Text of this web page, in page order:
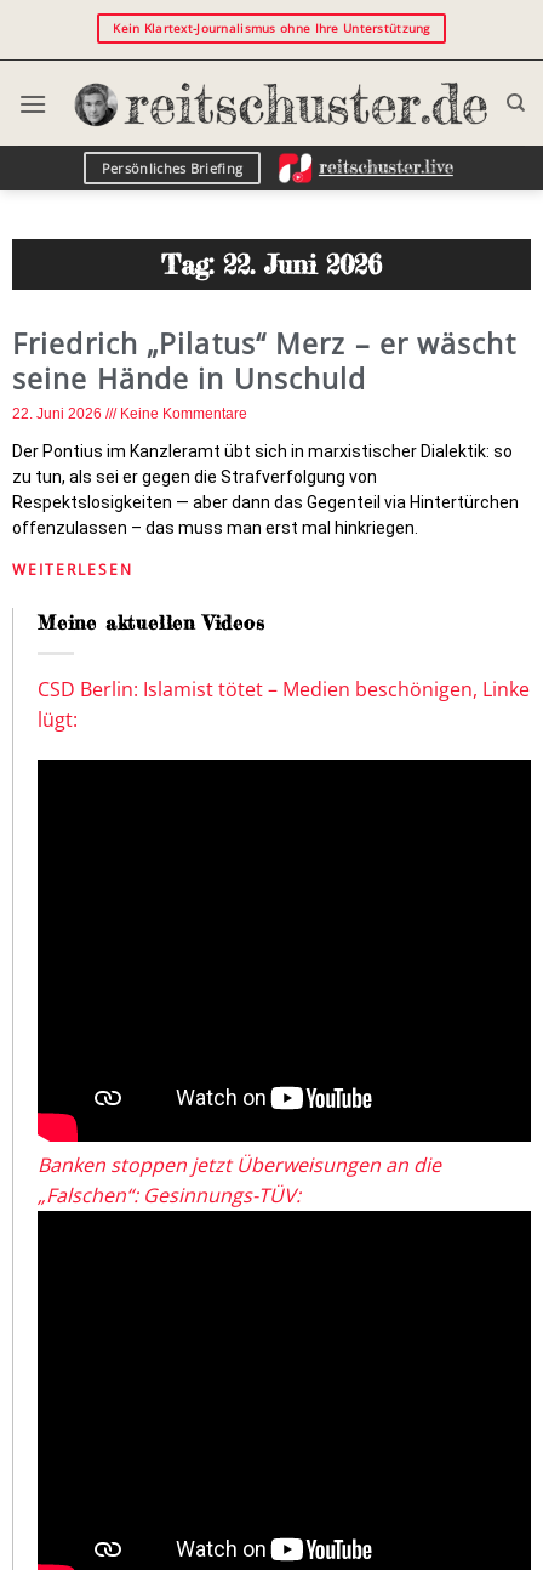
Kein Klartext-Journalismus ohne Ihre Unterstützung
Persönliches Briefing
Tag: 22. Juni 2026
Friedrich „Pilatus“ Merz – er wäscht
seine Hände in Unschuld
22. Juni 2026 Keine Kommentare
Der Pontius im Kanzleramt übt sich in marxistischer Dialektik: so
zu tun, als sei er gegen die Strafverfolgung von
Respektslosigkeiten — aber dann das Gegenteil via Hintertürchen
offenzulassen – das muss man erst mal hinkriegen.
WEITERLESEN
Meine aktuellen Videos
CSD Berlin: Islamist tötet – Medien beschönigen, Linke
lügt:
Banken stoppen jetzt Überweisungen an die
„Falschen“: Gesinnungs-TÜV: